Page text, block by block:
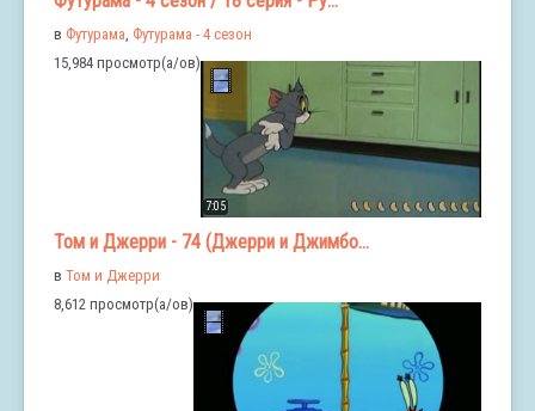
в Футурама Футурама - 4 сезон
15,984 просмотр(а/ов)
7:05
Том и Джерри - 74 (Джерри и Джимбо...
в Том и Джерри
8,612 просмотр(а/ов)